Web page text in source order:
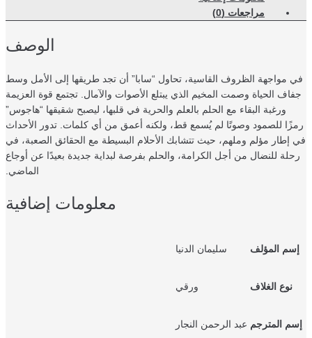
مراجعات (0)
الوصف
مواجهة الظروف القاسية، تحاول “سابا” أن تجد طريقها إلى الأمل وسط
الحياة وصمت المخيم الذي يبتلع الأصوات والآمال. تجتمع قوة العزيمة
ورغبة البقاء مع الحلم بالعلم والحرية في قلبها، ليصبح شقيقها “هاجوس”
للصمود وصوتًا لم يُسمع قط، ولكنه أعمق من أي كلمات. تدور الأحداث
مؤلم وملهم، حيث تتشابك الأحلام البسيطة مع الحقائق الصعبة، في
للنضال من أجل الكرامة، والحلم بفرصة لبداية جديدة بعيدًا عن أوجاع
الماضي.
معلومات إضافية
المؤلف سليمان الدنيا
نوع الغلاف ورقي
المترجم عبد الرحمن النجار